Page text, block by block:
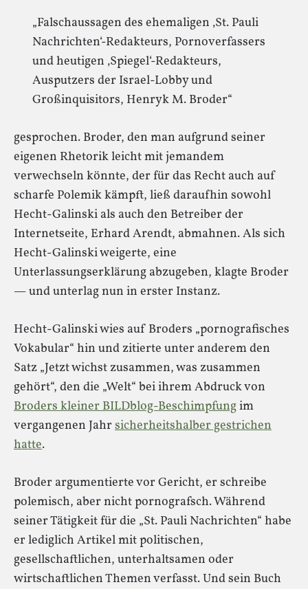
„Falschaussagen des ehemaligen ‚St. Pauli
Nachrichten‘-Redakteurs, Pornoverfassers
und heutigen ‚Spiegel‘-Redakteurs,
Ausputzers der Israel-Lobby und
Großinquisitors, Henryk M. Broder“
gesprochen. Broder, den man aufgrund seiner
eigenen Rhetorik leicht mit jemandem
verwechseln könnte, der für das Recht auch auf
scharfe Polemik kämpft, ließ daraufhin sowohl
Hecht-Galinski als auch den Betreiber der
Internetseite, Erhard Arendt, abmahnen. Als sich
Hecht-Galinski weigerte, eine
Unterlassungserklärung abzugeben, klagte Broder
— und unterlag nun in erster Instanz.
Hecht-Galinski wies auf Broders „pornografisches
Vokabular“ hin und zitierte unter anderem den
Satz „Jetzt wichst zusammen, was zusammen
gehört“, den die „Welt“ bei ihrem Abdruck von
Broders kleiner BILDblog-Beschimpfungim
vergangenen Jahr sicherheitshalber gestrichen
hatte.
Broder argumentierte vor Gericht, er schreibe
polemisch, aber nicht pornografsch. Während
seiner Tätigkeit für die „St. Pauli Nachrichten“ habe
er lediglich Artikel mit politischen,
gesellschaftlichen, unterhaltsamen oder
wirtschaftlichen Themen verfasst. Und sein Buch